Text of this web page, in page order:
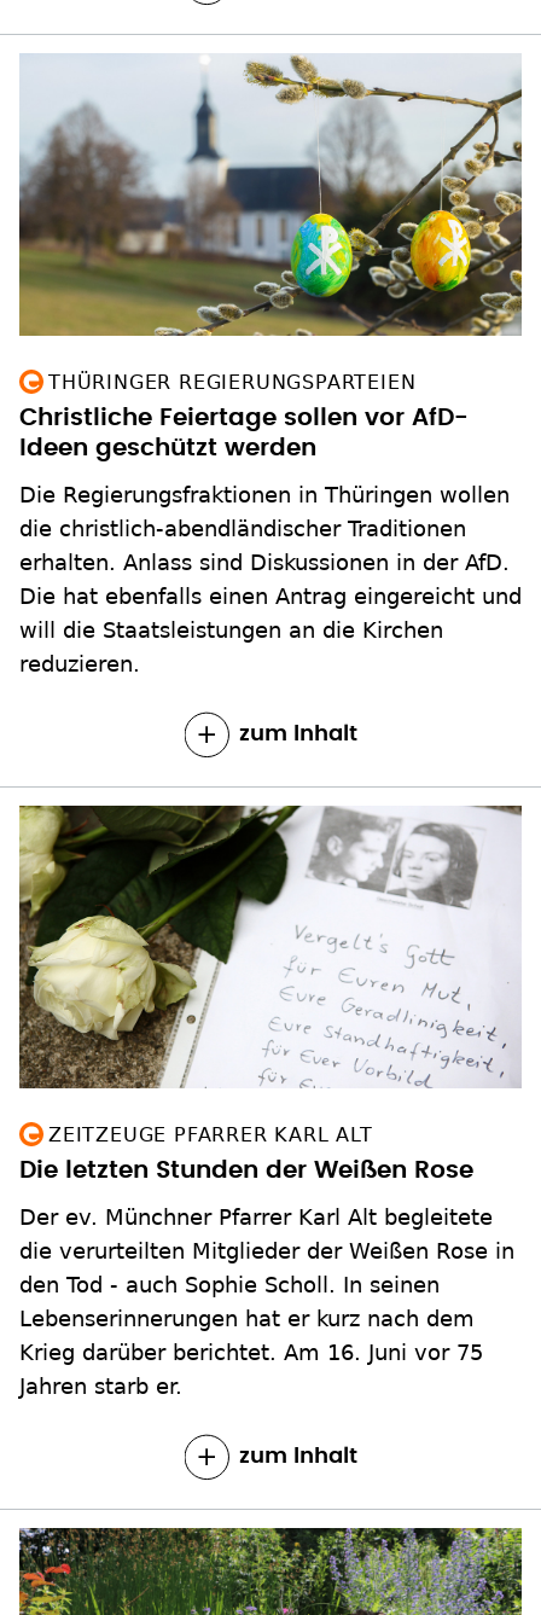
THÜRINGER REGIERUNGSPARTEIEN
Christliche Feiertage sollen vor AfD-
Ideen geschützt werden
Die Regierungsfraktionen in Thüringen wollen
die christlich-abendländischer Traditionen
erhalten. Anlass sind Diskussionen in der AfD.
Die hat ebenfalls einen Antrag eingereicht und
will die Staatsleistungen an die Kirchen
reduzieren.
zum Inhalt
ZEITZEUGE PFARRER KARL ALT
Die letzten Stunden der Weißen Rose
Der ev. Münchner Pfarrer Karl Alt begleitete
die verurteilten Mitglieder der Weißen Rose in
den Tod - auch Sophie Scholl. In seinen
Lebenserinnerungen hat er kurz nach dem
Krieg darüber berichtet. Am 16. Juni vor 75
Jahren starb er.
zum Inhalt